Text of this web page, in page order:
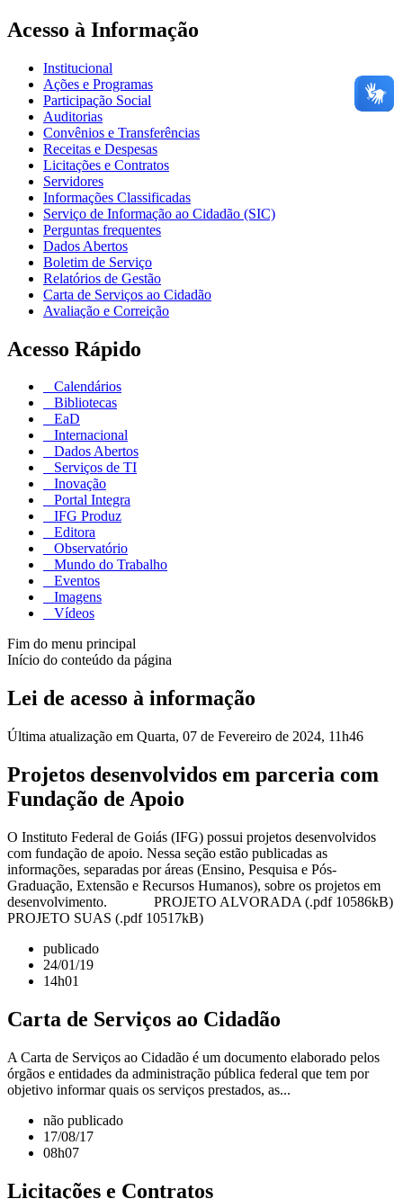
Acesso à Informação
Institucional
Ações e Programas
Participação Social
Auditorias
Convênios e Transferências
Receitas e Despesas
Licitações e Contratos
Servidores
Informações Classificadas
Serviço de Informação ao Cidadão (SIC)
Perguntas frequentes
Dados Abertos
Boletim de Serviço
Relatórios de Gestão
Carta de Serviços ao Cidadão
Avaliação e Correição
Acesso Rápido
Calendários
Bibliotecas
EaD
Internacional
Dados Abertos
Serviços de TI
Inovação
Portal Integra
IFG Produz
Editora
Observatório
Mundo do Trabalho
Eventos
Imagens
Vídeos
Fim do menu principal
Início do conteúdo da página
Lei de acesso à informação
Última atualização em Quarta, 07 de Fevereiro de 2024, 11h46
Projetos desenvolvidos em parceria com
Fundação de Apoio
O Instituto Federal de Goiás (IFG) possui projetos desenvolvidos
com fundação de apoio. Nessa seção estão publicadas as
informações, separadas por áreas (Ensino, Pesquisa e Pós-
Graduação, Extensão e Recursos Humanos), sobre os projetos em
desenvolvimento. PROJETO ALVORADA (.pdf 10586kB)
PROJETO SUAS (.pdf 10517kB)
publicado
24/01/19
14h01
Carta de Serviços ao Cidadão
A Carta de Serviços ao Cidadão é um documento elaborado pelos
órgãos e entidades da administração pública federal que tem por
objetivo informar quais os serviços prestados, as...
não publicado
17/08/17
08h07
Licitações e Contratos